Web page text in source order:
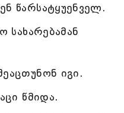
წარსატყუენველ.
სახარებამან
იგი.
წმიდა.